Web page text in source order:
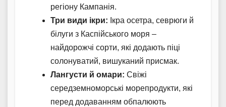
регіону Кампанія.
Три види ікри: Ікра осетра, севрюги й
білуги з Каспійського моря –
найдорожчі сорти, які додають піці
солонуватий, вишуканий присмак.
Лангусти й омари: Свіжі
середземноморські морепродукти, які
перед додаванням обпалюють